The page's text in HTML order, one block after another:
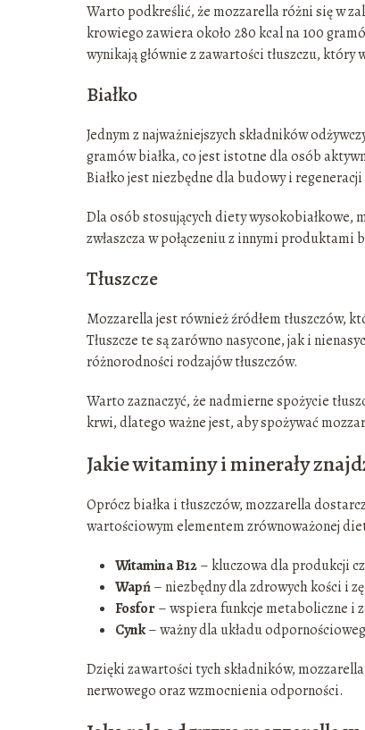
Warto podkreślić, że mozzarella różni się w
krowiego zawiera około 280 kcal na 100
wynikają głównie z zawartości tłuszczu,
Białko
Jednym z najważniejszych składników
gramów białka, co jest istotne dla osób
Białko jest niezbędne dla budowy i
Dla osób stosujących diety wysokobiałkowe,
zwłaszcza w połączeniu z innymi
Tłuszcze
Mozzarella jest również źródłem tłuszczów,
Tłuszcze te są zarówno nasycone, jak i
różnorodności rodzajów tłuszczów.
Warto zaznaczyć, że nadmierne spożycie
krwi, dlatego ważne jest, aby spożywać
Jakie witaminy i minerały
Oprócz białka i tłuszczów, mozzarella
wartościowym elementem zrównoważonej
Witamina B12– kluczowa dla produkcji
Wapń– niezbędny dla zdrowych kości i
Fosfor– wspiera funkcje metaboliczne i
Cynk– ważny dla układu
Dzięki zawartości tych składników,
nerwowego oraz wzmocnienia odporności.